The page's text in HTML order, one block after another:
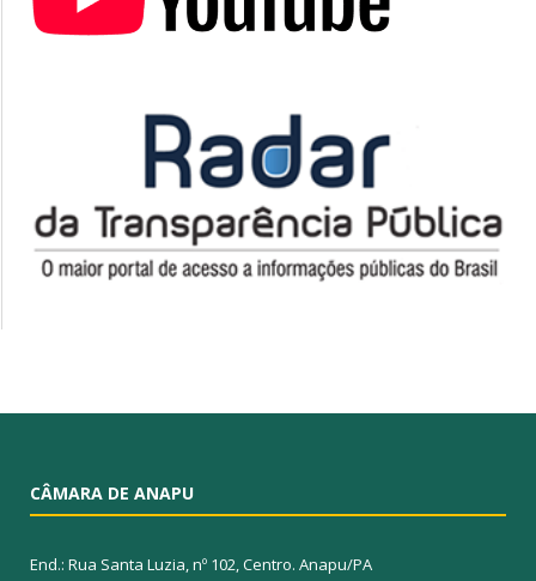
CÂMARA DE ANAPU
End.: Rua Santa Luzia, nº 102, Centro. Anapu/PA